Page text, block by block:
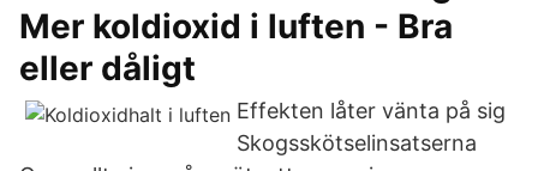
Mer koldioxid i luften - Bra
eller dåligt
Effekten låter vänta på sig
Skogsskötselinsatserna